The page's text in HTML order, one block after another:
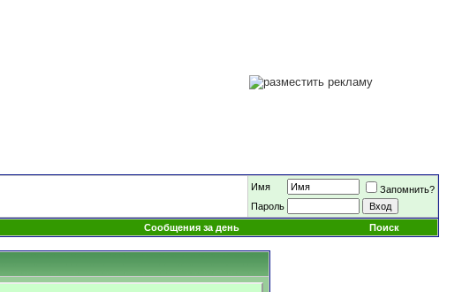
Имя
Запомнить?
Пароль
Сообщения за день Поиск